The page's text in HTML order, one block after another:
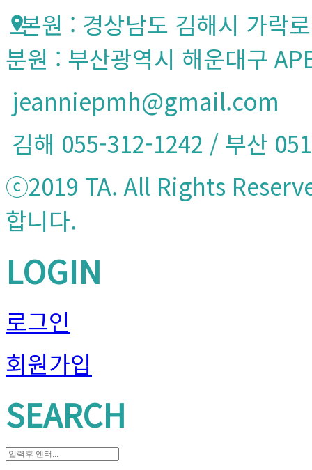
본원 : 경상남도 김해시 가락
분원 : 부산광역시 해운대구
jeanniepmh@gmail.com
김해 055-312-1242 / 부산
ⓒ2019 TA. All Rights
합니다.
LOGIN
로그인
회원가입
SEARCH